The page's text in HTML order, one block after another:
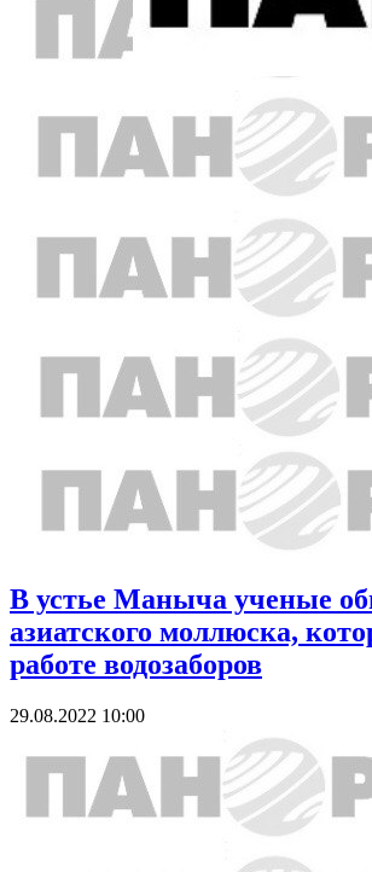
В устье Маныча ученые
азиатского моллюска,
работе водозаборов
29.08.2022 10:00